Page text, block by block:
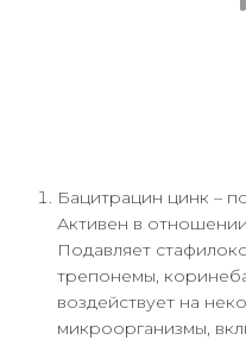
Бацитрацин цинк –
Активен в
Подавляет
трепонемы,
воздействует на
микроорганизмы,